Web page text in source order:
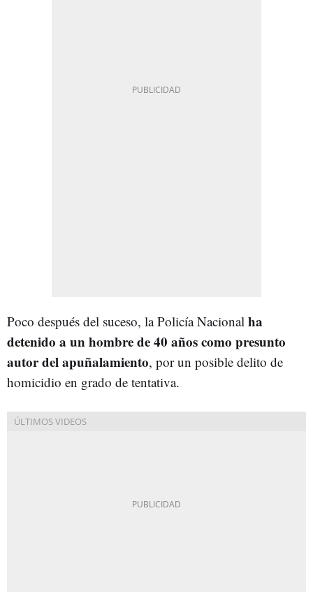
Poco después del suceso, la Policía Nacional ha
detenido a un hombre de 40 años como presunto
autor del apuñalamiento, por un posible delito de
homicidio en grado de tentativa.